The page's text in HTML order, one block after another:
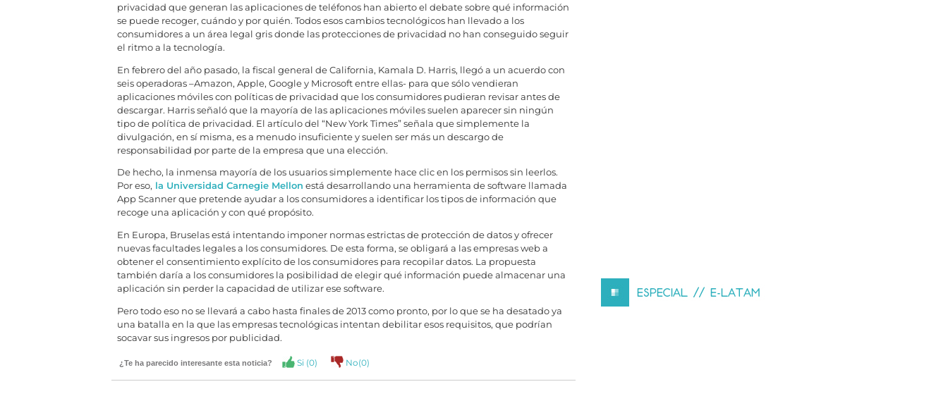
privacidad que generan las aplicaciones de teléfonos han abierto el debate sobre qué información
se puede recoger, cuándo y por quién. Todos esos cambios tecnológicos han llevado a los
consumidores a un área legal gris donde las protecciones de privacidad no han conseguido seguir
el ritmo a la tecnología.
En febrero del año pasado, la fiscal general de California, Kamala D. Harris, llegó a un acuerdo con
seis operadoras –Amazon, Apple, Google y Microsoft entre ellas- para que sólo vendieran
aplicaciones móviles con políticas de privacidad que los consumidores pudieran revisar antes de
descargar. Harris señaló que la mayoría de las aplicaciones móviles suelen aparecer sin ningún
tipo de política de privacidad. El artículo del “New York Times” señala que simplemente la
divulgación, en sí misma, es a menudo insuficiente y suelen ser más un descargo de
responsabilidad por parte de la empresa que una elección.
De hecho, la inmensa mayoría de los usuarios simplemente hace clic en los permisos sin leerlos.
Por eso, la Universidad Carnegie Mellon está desarrollando una herramienta de software llamada
App Scanner que pretende ayudar a los consumidores a identificar los tipos de información que
recoge una aplicación y con qué propósito.
En Europa, Bruselas está intentando imponer normas estrictas de protección de datos y ofrecer
nuevas facultades legales a los consumidores. De esta forma, se obligará a las empresas web a
obtener el consentimiento explícito de los consumidores para recopilar datos. La propuesta
también daría a los consumidores la posibilidad de elegir qué información puede almacenar una
aplicación sin perder la capacidad de utilizar ese software.
Pero todo eso no se llevará a cabo hasta finales de 2013 como pronto, por lo que se ha desatado ya
una batalla en la que las empresas tecnológicas intentan debilitar esos requisitos, que podrían
socavar sus ingresos por publicidad.
¿Te ha parecido interesante esta noticia? Si (0) No(0)